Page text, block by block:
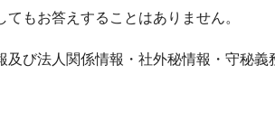
もお答えすることはありません。
び法人関係情報・社外秘情報・守秘